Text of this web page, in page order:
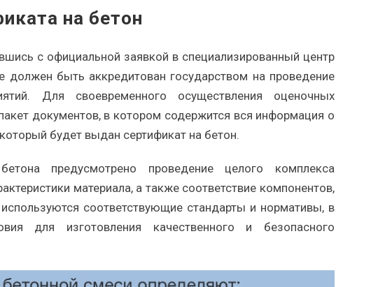
на бетон
с официальной заявкой в специализированный центр
должен быть аккредитован государством на проведение
Для своевременного осуществления оценочных
документов, в котором содержится вся информация о
будет выдан сертификат на бетон.
предусмотрено проведение целого комплекса
материала, а также соответствие компонентов,
соответствующие стандарты и нормативы, в
для изготовления качественного и безопасного